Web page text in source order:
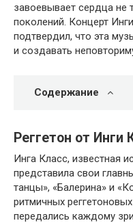
завоевывает сердца не
поколений. Концерт
подтвердил, что эта
и создавать
Содержание
Реггетон от Инги
Инга Класс, известная
представила свои
танцы», «Балерина» и
ритмичных
передались каждому